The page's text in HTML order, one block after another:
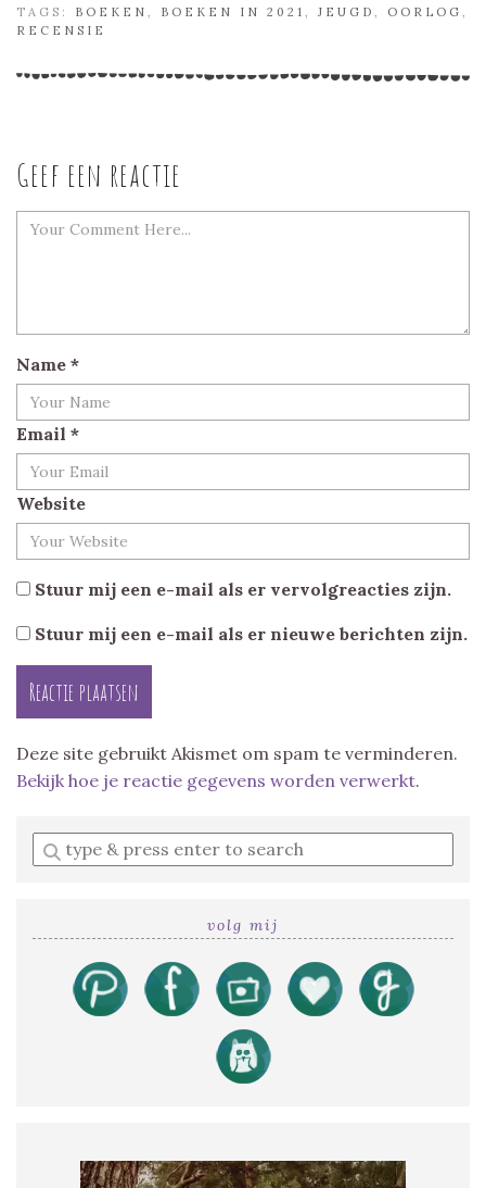
TAGS: BOEKEN , BOEKEN IN 2021 , JEUGD , OORLOG ,
RECENSIE
Geef een reactie
Name *
Email *
Website
Stuur mij een e-mail als er vervolgreacties zijn.
Stuur mij een e-mail als er nieuwe berichten zijn.
Deze site gebruikt Akismet om spam te verminderen.
Bekijk hoe je reactie gegevens worden verwerkt.
Enter
a
volg mij